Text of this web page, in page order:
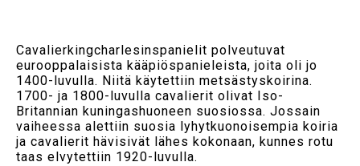
Cavalierkingcharlesinspanielit polveutuvat
eurooppalaisista kääpiöspanieleista, joita oli jo
1400-luvulla. Niitä käytettiin metsästyskoirina.
1700- ja 1800-luvulla cavalierit olivat Iso-
Britannian kuningashuoneen suosiossa. Jossain
vaiheessa alettiin suosia lyhytkuonoisempia koiria
ja cavalierit hävisivät lähes kokonaan, kunnes rotu
taas elvytettiin 1920-luvulla.